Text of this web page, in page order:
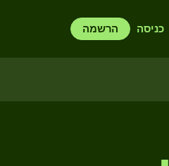
כניסה הרשמה